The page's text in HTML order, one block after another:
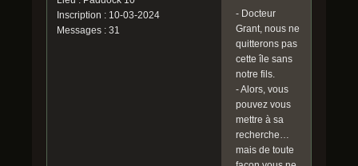
Inscription : 10-03-2024
Messages : 31
- Docteur
Grant, nous ne
quitterons pas
cette île sans
notre fils.
- Alors, vous
pouvez vous
mettre à sa
recherche…
mais de toute